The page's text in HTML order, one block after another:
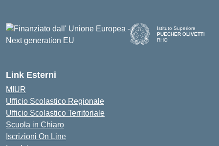
Istituto Superiore
PUECHER OLIVETTI
RHO
Link Esterni
MIUR
Ufficio Scolastico Regionale
Ufficio Scolastico Territoriale
Scuola in Chiaro
Iscrizioni On Line